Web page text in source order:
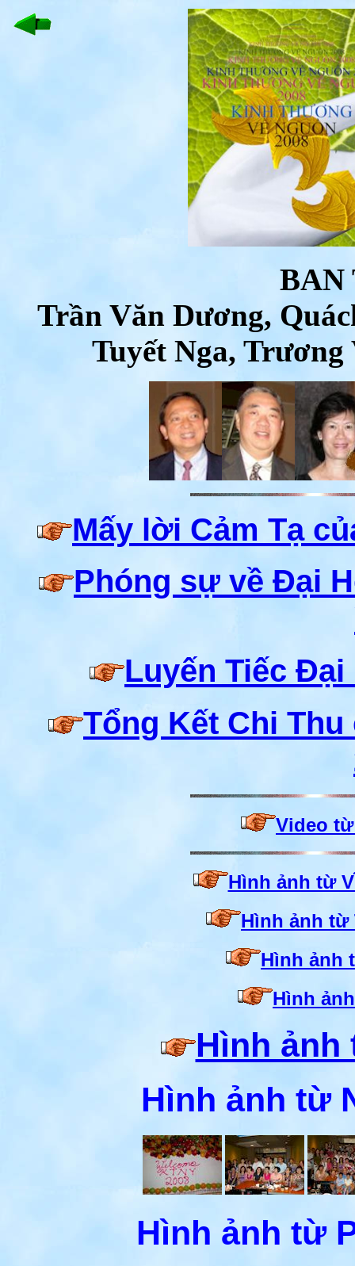
BAN
Trần Văn Dương,
Tuyết Nga,
Mấy lời Cảm Tạ
Phóng sự về Đại
Luyến Tiếc
Tổng Kết Chi
Video
Hình ảnh từ
Hình ảnh từ
Hình ảnh
Hình
Hình ảnh
Hình ảnh từ
Hình ảnh từ